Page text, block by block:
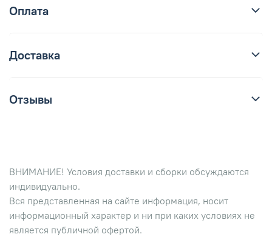
Оплата
Доставка
Отзывы
ВНИМАНИЕ! Условия доставки и сборки обсуждаются
индивидуально.
Вся представленная на сайте информация, носит
информационный характер и ни при каких условиях не
является публичной офертой.